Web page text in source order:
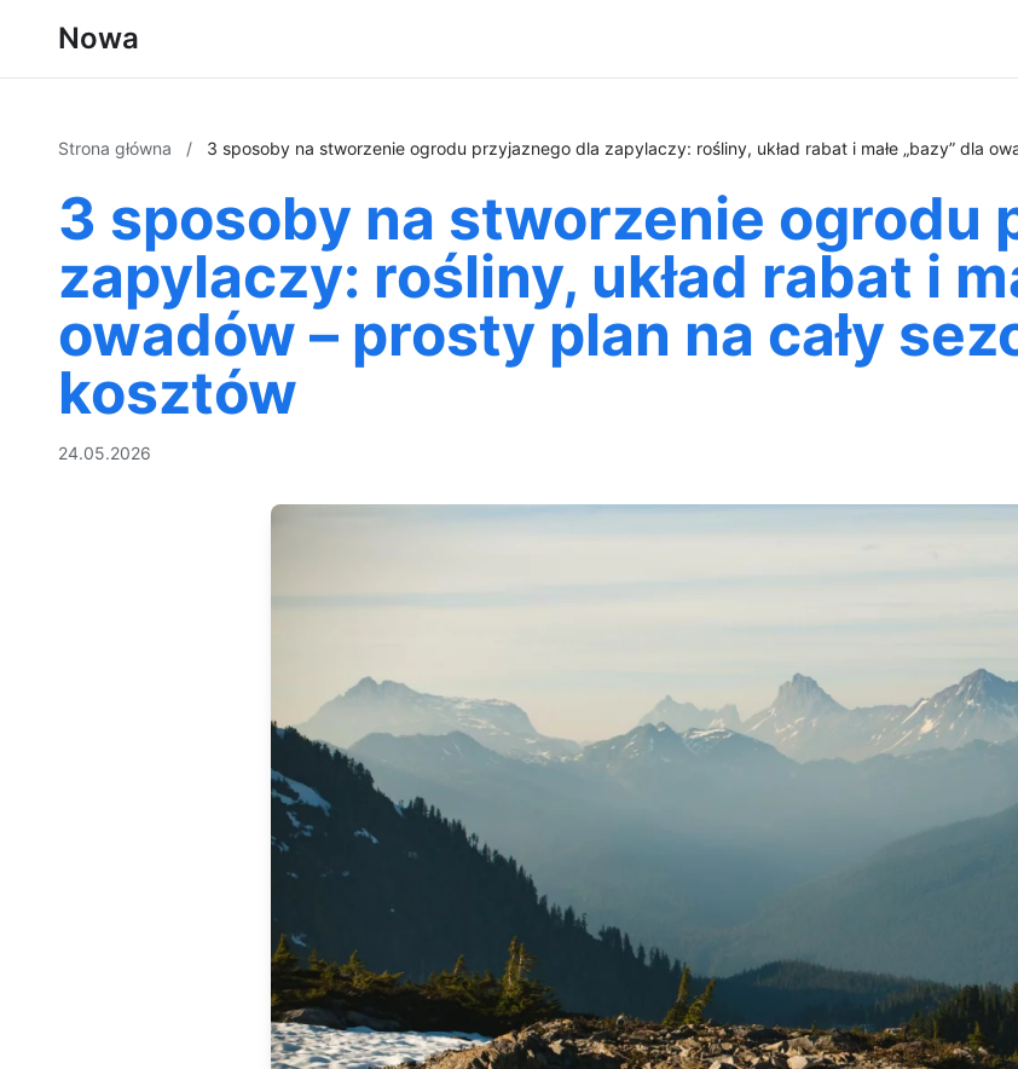
Nowa
Strona główna / 3 sposoby na stworzenie ogrodu przyjaznego dla zapylaczy: rośliny, układ rabat i małe „bazy” dla
3 sposoby na stworzenie ogrodu
zapylaczy: rośliny, układ rabat i
owadów – prosty plan na cały
kosztów
24.05.2026